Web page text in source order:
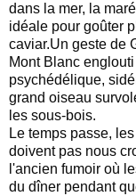
dans la mer, la
idéale pour goûter
caviar.Un geste de
Mont Blanc
psychédélique,
grand oiseau
les sous-bois.
Le temps passe,
doivent pas nous
l'ancien fumoir où
du dîner pendant